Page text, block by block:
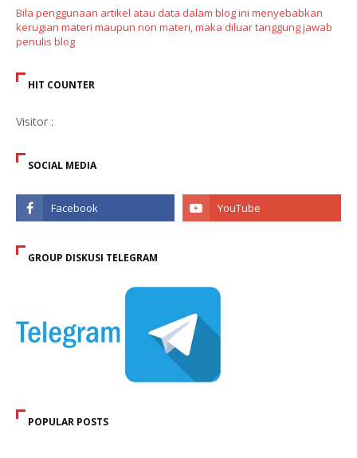
Bila penggunaan artikel atau data dalam blog ini menyebabkan
kerugian materi maupun non materi, maka diluar tanggung jawab
penulis blog
HIT COUNTER
Visitor :
SOCIAL MEDIA
GROUP DISKUSI TELEGRAM
POPULAR POSTS